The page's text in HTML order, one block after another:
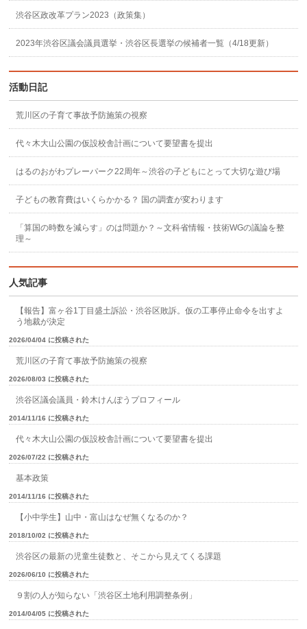
渋谷区政改革プラン2023（政策集）
2023年渋谷区議会議員選挙・渋谷区長選挙の候補者一覧（4/18更新）
活動日記
荒川区の子育て事故予防施策の視察
代々木大山公園の仮設校舎計画について要望書を提出
はるのおがわプレーパーク22周年～渋谷の子どもにとって大切な遊び場
子どもの教育費はいくらかかる？ 国の調査が変わります
「算国の時数を減らす」のは問題か？～文科省情報・技術WGの議論を整
理～
人気記事
【報告】富ヶ谷1丁目盛土訴訟・渋谷区敗訴。仮の工事停止命令を出すよ
う地裁が決定
2026/04/04 に投稿された
荒川区の子育て事故予防施策の視察
2026/08/03 に投稿された
渋谷区議会議員・鈴木けんぽうプロフィール
2014/11/16 に投稿された
代々木大山公園の仮設校舎計画について要望書を提出
2026/07/22 に投稿された
基本政策
2014/11/16 に投稿された
【小中学生】山中・富山はなぜ無くなるのか？
2018/10/02 に投稿された
渋谷区の最新の児童生徒数と、そこから見えてくる課題
2026/06/10 に投稿された
９割の人が知らない「渋谷区土地利用調整条例」
2014/04/05 に投稿された